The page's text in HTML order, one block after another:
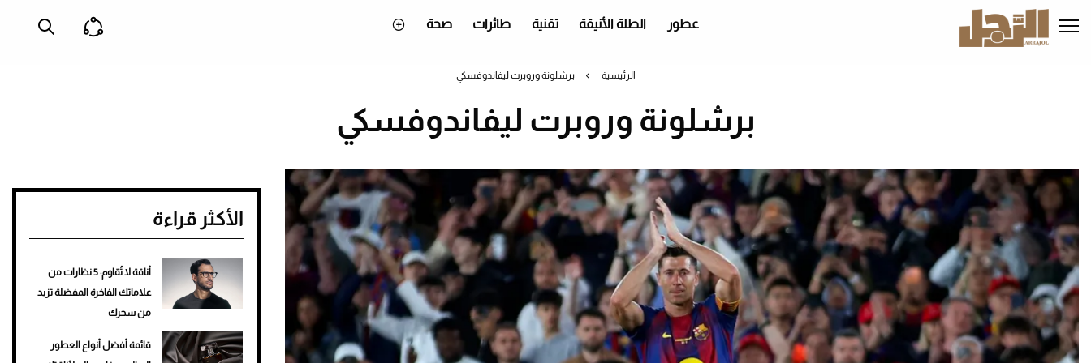
إلى
المحتوى
عطور الطلة الأنيقة تقنية طائرات صحة
الرئيسية برشلونة وروبرت ليفاندوفسكي
برشلونة وروبرت ليفاندوفسكي
الأكثر قراءة
أناقة لا تُقاوم: 5 نظارات من
علاماتك الفاخرة المفضلة تزيد
من سحرك
قائمة أفضل أنواع العطور